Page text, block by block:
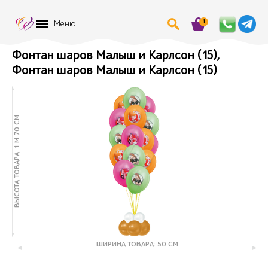
Меню 1
Фонтан шаров Малыш и Карлсон (15),
Фонтан шаров Малыш и Карлсон (15)
ВЫСОТА ТОВАРА: 1 М 70 СМ
ШИРИНА ТОВАРА: 50 СМ